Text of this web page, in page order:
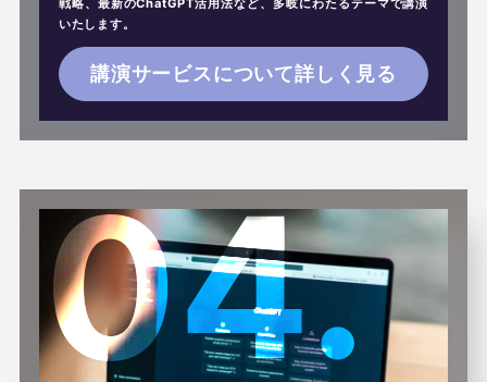
いたします。
講演サービスについて詳しく見る